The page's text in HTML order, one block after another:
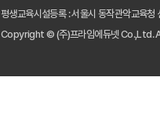
평생교육시설등록 : 서울시 동작관악교육
Copyright © (주)프라임에듀넷 Co.,Ltd.